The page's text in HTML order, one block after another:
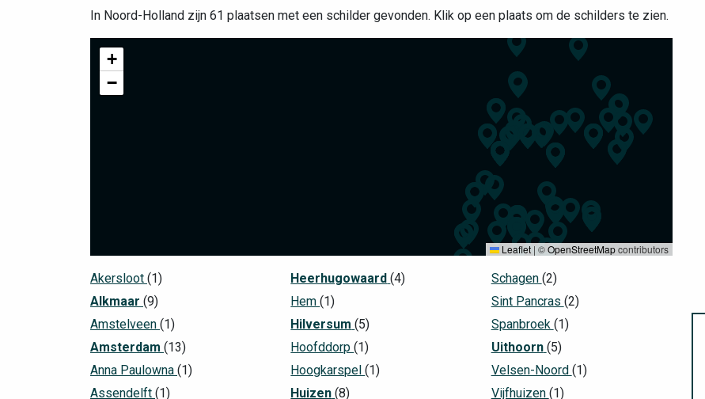
In Noord-Holland zijn 61 plaatsen met een schilder gevonden. Klik op een plaats om de schilders te zien.
+
−
Leaflet | ©OpenStreetMapcontributors
Akersloot (1)
Alkmaar (9)
Amstelveen (1)
Amsterdam (13)
Anna Paulowna (1)
Assendelft (1)
Heerhugowaard (4)
Hem(1)
Hilversum (5)
Hoofddorp(1)
Hoogkarspel(1)
Huizen (8)
Schagen (2)
Sint Pancras (2)
Spanbroek (1)
Uithoorn (5)
Velsen-Noord (1)
Vijfhuizen (1)